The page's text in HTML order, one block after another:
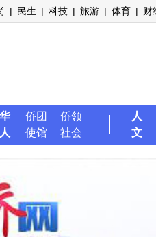
| 民生 | 科技 | 旅游 | 体育 | 财
华
人
侨团
侨领
使馆
社会
人
文